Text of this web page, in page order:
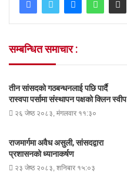
सम्बन्धित समाचार :
तीन सांसदको गठबन्धनलाई पछि पार्दै
रास्वपा पर्सामा संस्थापन पक्षको क्लिन स्वीप
२६ जेष्ठ २०८३, मंगलवार ११:३०
राजमार्गमा अवैध असुली, सांसदद्वारा
प्रशासनको ध्यानाकर्षण
२३ जेष्ठ २०८३, शनिबार १५:०३